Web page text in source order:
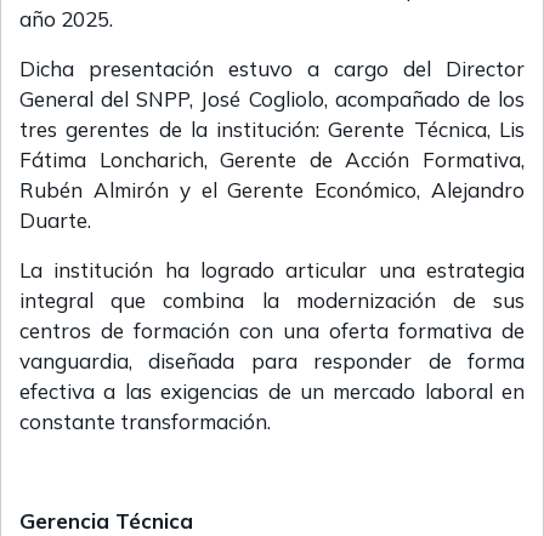
año 2025.
Dicha presentación estuvo a cargo del Director
General del SNPP, José Cogliolo, acompañado de los
tres gerentes de la institución: Gerente Técnica, Lis
Fátima Loncharich, Gerente de Acción Formativa,
Rubén Almirón y el Gerente Económico, Alejandro
Duarte.
La institución ha logrado articular una estrategia
integral que combina la modernización de sus
centros de formación con una oferta formativa de
vanguardia, diseñada para responder de forma
efectiva a las exigencias de un mercado laboral en
constante transformación.
Gerencia Técnica